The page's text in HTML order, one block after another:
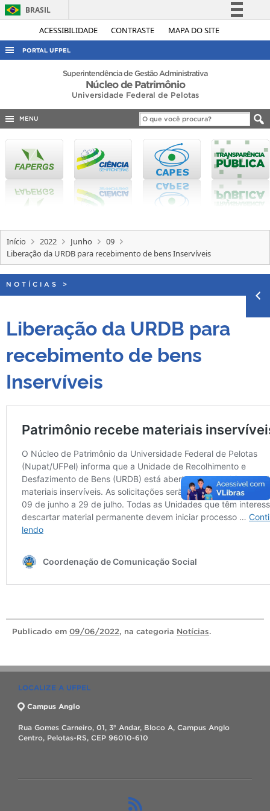
ACESSIBILIDADE CONTRASTE MAPA DO SITE
BRASIL
Simplifique!
Acesso à informação
Canais
PORTAL UFPEL
ACESSO À INFORMAÇÃO
EDITAIS
OUVIDORIA
Superintendência de Gestão Administrativa
Núcleo de Patrimônio
Universidade Federal de Pelotas
MENU
Início 2022 Junho
09
Liberação da URDB para recebimento de bens Inservíveis
NOTÍCIAS >
Liberação da URDB para
recebimento de bens
Inservíveis
Publicado em 09/06/2022, na categoria Notícias.
LOCALIZE A UFPEL
Campus Anglo
Rua Gomes Carneiro, 01, 3º Andar, Bloco A, Campus Anglo
Centro, Pelotas-RS, CEP 96010-610